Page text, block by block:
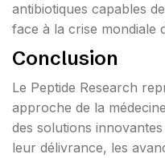
antibiotiques capables
face à la crise mondiale
Conclusion
Le Peptide Research
approche de la
des solutions
leur délivrance, les